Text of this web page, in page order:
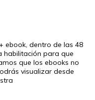
ebook, dentro de las 48
habilitación para que
que los ebooks no
visualizar desde